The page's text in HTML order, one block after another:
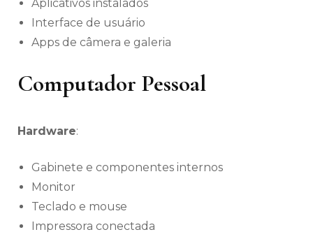
Aplicativos instalados
Interface de usuário
Apps de câmera e galeria
Computador Pessoal
Hardware:
Gabinete e componentes internos
Monitor
Teclado e mouse
Impressora conectada